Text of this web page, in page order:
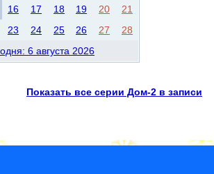
16 17 18 19 20
21
23 24 25 26 27
28
6 августа 2026
Показать все серии Дом-2 в записи